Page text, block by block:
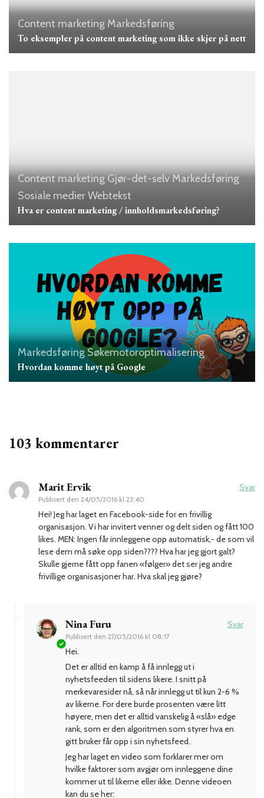
Content marketing Markedsføring
To eksempler på content marketing som ikke skjer på nett
Content marketingGjør-det-selvMarkedsføring
Sosiale medierWebtekst
Hva er content marketing / innholdsmarkedsføring?
Markedsføring Søkemotoroptimalisering
Hvordan komme høyt på Google
103 kommentarer
Marit Ervik
Publisert den 24/05/2016 kl 23:40
Svar
Hei! Jeg har laget en Facebook-side for en frivillig
organisasjon. Vi har invitert venner og delt siden og fått 100
likes. MEN: Ingen får innleggene opp automatisk,- de som vil
lese dem må søke opp siden???? Hva har jeg gjort galt?
Skulle gjerne fått opp fanen «følger» det ser jeg andre
frivillige organisasjoner har. Hva skal jeg gjøre?
Nina Furu
Publisert den 27/05/2016 kl 08:17
Svar
Hei.
Det er alltid en kamp å få innlegg ut i
nyhetsfeeden til sidens likere. I snitt på
merkevaresider nå, så når innlegg ut til kun 2-6 %
av likerne. For dere burde prosenten være litt
høyere, men det er alltid vanskelig å «slå» edge
rank, som er den algoritmen som styrer hva en
gitt bruker får opp i sin nyhetsfeed.
Jeg har laget en video som forklarer mer om
hvilke faktorer som avgjør om innleggene dine
kommer ut til likerne eller ikke. Denne videoen
kan du se her: